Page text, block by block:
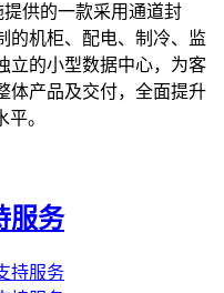
供的一款采用通道封
的机柜、配电、制冷、监
立的小型数据中心，为客
体产品及交付，全面提升
。
服务
持服务